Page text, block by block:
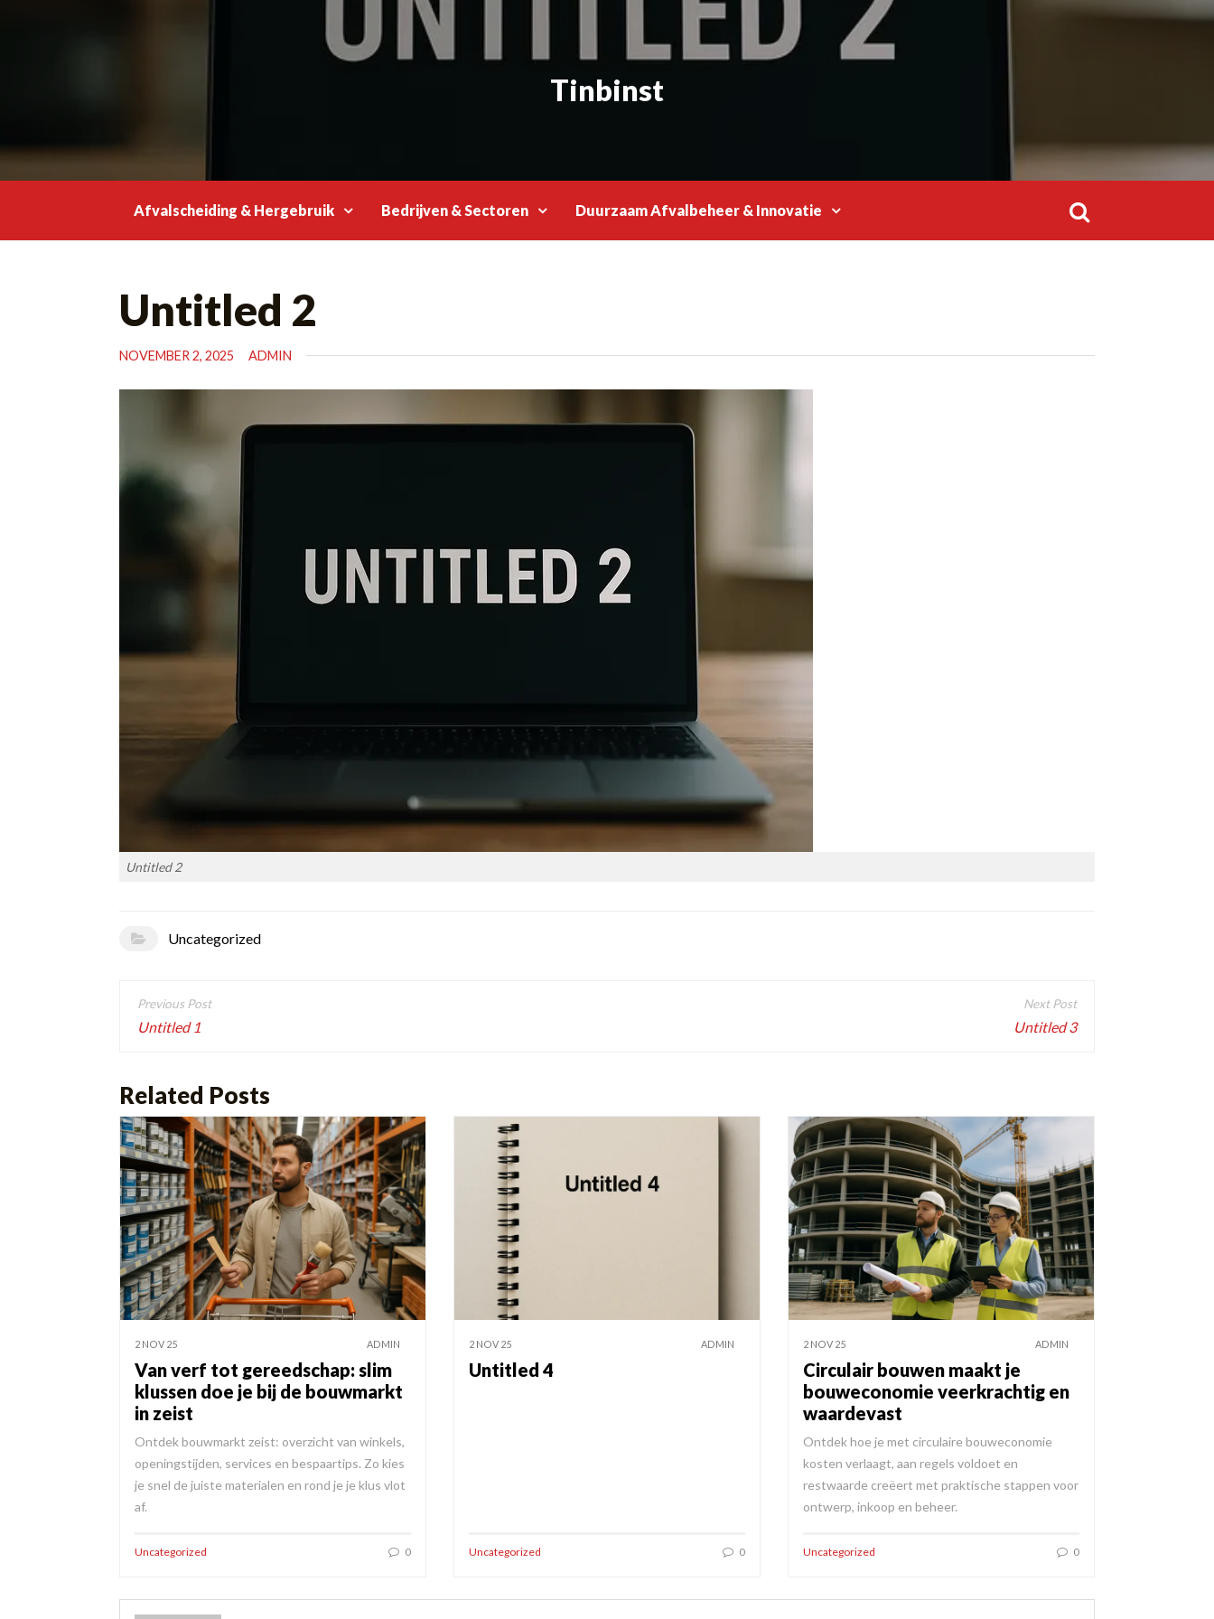
Tinbinst
Afvalscheiding & Hergebruik Bedrijven & Sectoren Duurzaam Afvalbeheer & Innovatie
Untitled 2
NOVEMBER 2, 2025 ADMIN
Untitled 2
Uncategorized
Post
navigation
Untitled 1 Untitled 3
Related Posts
2 NOV 25 ADMIN
Van verf tot gereedschap: slim
klussen doe je bij de bouwmarkt
in zeist
Ontdek bouwmarkt zeist: overzicht van winkels,
openingstijden, services en bespaartips. Zo kies
je snel de juiste materialen en rond je je klus vlot
af.
Uncategorized 0
2 NOV 25 ADMIN
Untitled 4
Uncategorized 0
2 NOV 25 ADMIN
Circulair bouwen maakt je
bouweconomie veerkrachtig en
waardevast
Ontdek hoe je met circulaire bouweconomie
kosten verlaagt, aan regels voldoet en
restwaarde creëert met praktische stappen voor
ontwerp, inkoop en beheer.
Uncategorized 0